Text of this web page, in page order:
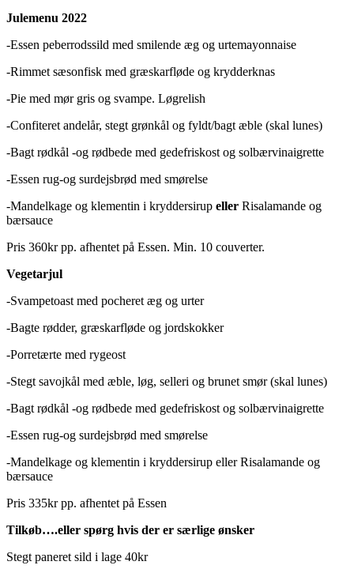
Julemenu 2022
-Essen peberrodssild med smilende æg og urtemayonnaise
-Rimmet sæsonfisk med græskarfløde og krydderknas
-Pie med mør gris og svampe. Løgrelish
-Confiteret andelår, stegt grønkål og fyldt/bagt æble (skal lunes)
-Bagt rødkål -og rødbede med gedefriskost og solbærvinaigrette
-Essen rug-og surdejsbrød med smørelse
-Mandelkage og klementin i kryddersirup eller Risalamande og
bærsauce
Pris 360kr pp. afhentet på Essen. Min. 10 couverter.
Vegetarjul
-Svampetoast med pocheret æg og urter
-Bagte rødder, græskarfløde og jordskokker
-Porretærte med rygeost
-Stegt savojkål med æble, løg, selleri og brunet smør (skal lunes)
-Bagt rødkål -og rødbede med gedefriskost og solbærvinaigrette
-Essen rug-og surdejsbrød med smørelse
-Mandelkage og klementin i kryddersirup eller Risalamande og
bærsauce
Pris 335kr pp. afhentet på Essen
Tilkøb….eller spørg hvis der er særlige ønsker
Stegt paneret sild i lage 40kr